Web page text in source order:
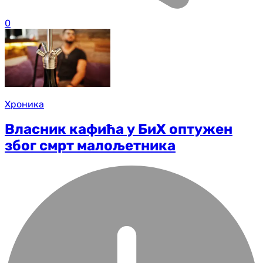
0
Хроника
Власник кафића у БиХ оптужен
због смрт малољетника